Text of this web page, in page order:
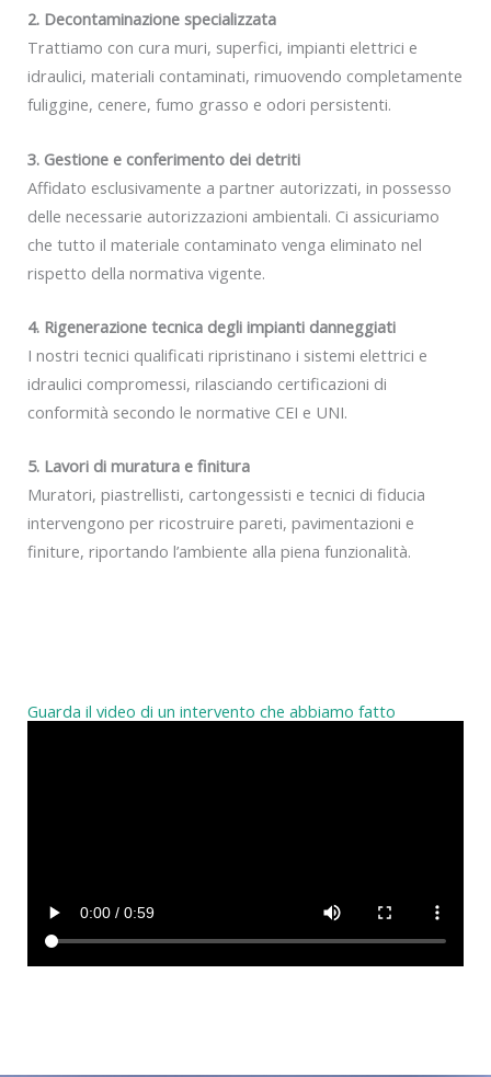
2. Decontaminazione specializzata
Trattiamo con cura muri, superfici, impianti elettrici e
idraulici, materiali contaminati, rimuovendo completamente
fuliggine, cenere, fumo grasso e odori persistenti.
3. Gestione e conferimento dei detriti
Affidato esclusivamente a partner autorizzati, in possesso
delle necessarie autorizzazioni ambientali. Ci assicuriamo
che tutto il materiale contaminato venga eliminato nel
rispetto della normativa vigente.
4. Rigenerazione tecnica degli impianti danneggiati
I nostri tecnici qualificati ripristinano i sistemi elettrici e
idraulici compromessi, rilasciando certificazioni di
conformità secondo le normative CEI e UNI.
5. Lavori di muratura e finitura
Muratori, piastrellisti, cartongessisti e tecnici di fiducia
intervengono per ricostruire pareti, pavimentazioni e
finiture, riportando l’ambiente alla piena funzionalità.
Guarda il video di un intervento che abbiamo fatto